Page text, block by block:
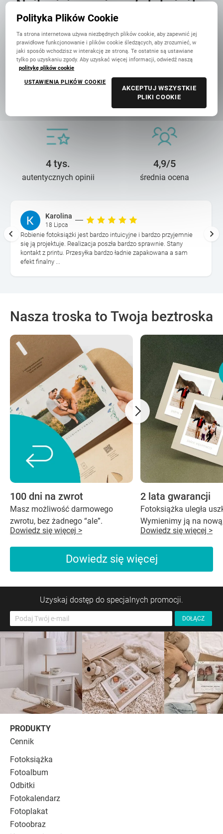
Najlepiej oceniana fotoksiążka
w Polsce
90 mln+
4 tys.
autentycznych opinii
4,9/5
średnia ocena
Karolina
18 Lipca
Robienie fotoksiążki jest bardzo intuicyjne i bardzo przyjemnie
się ją projektuje. Realizacja poszła bardzo sprawnie. Stany
kontakt z printu. Przesyłka bardzo ładnie zapakowana a sam
efekt finalny ...
Nasza troska to Twoja beztroska
100 dni na zwrot
Masz możliwość darmowego
zwrotu, bez żadnego “ale”.
Dowiedz się więcej >
2 lata gwarancji
Fotoksiążka uległa
Wymienimy ją na
Dowiedz się więcej >
Dowiedz się więcej
Uzyskaj dostęp do specjalnych promocji.
PRODUKTY
Cennik
Fotoksiążka
Fotoalbum
Odbitki
Fotokalendarz
Fotoplakat
Fotoobraz
Polityka Plików Cookie
Ta strona internetowa używa niezbędnych plików cookie, aby zapewnić jej
prawidłowe funkcjonowanie i plików cookie śledzących, aby zrozumieć, w
jaki sposób wchodzisz w interakcję ze stroną. Te ostatnie są ustawiane
tylko po uzyskaniu zgody. Aby uzyskać więcej informacji, odwiedź naszą
politykę plików cookie
USTAWIENIA PLIKÓW COOKIE
AKCEPTUJ WSZYSTKIE
PLIKI COOKIE